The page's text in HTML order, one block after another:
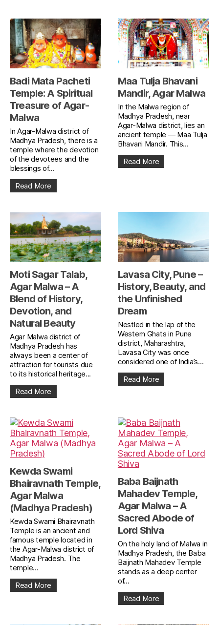
Badi Mata Pacheti
Temple: A Spiritual
Treasure of Agar-
Malwa
In Agar-Malwa district of
Madhya Pradesh, there is a
temple where the devotion
of the devotees and the
blessings of...
Read More
Maa Tulja Bhavani
Mandir, Agar Malwa
In the Malwa region of
Madhya Pradesh, near
Agar-Malwa district, lies an
ancient temple — Maa Tulja
Bhavani Mandir. This...
Read More
Moti Sagar Talab,
Agar Malwa – A
Blend of History,
Devotion, and
Natural Beauty
Agar Malwa district of
Madhya Pradesh has
always been a center of
attraction for tourists due
to its historical heritage...
Read More
Lavasa City, Pune –
History, Beauty, and
the Unfinished
Dream
Nestled in the lap of the
Western Ghats in Pune
district, Maharashtra,
Lavasa City was once
considered one of India’s...
Read More
Kewda Swami
Bhairavnath Temple,
Agar Malwa
(Madhya Pradesh)
Kewda Swami Bhairavnath
Temple is an ancient and
famous temple located in
the Agar-Malwa district of
Madhya Pradesh. The
temple...
Read More
Baba Baijnath
Mahadev Temple,
Agar Malwa – A
Sacred Abode of
Lord Shiva
On the holy land of Malwa in
Madhya Pradesh, the Baba
Baijnath Mahadev Temple
stands as a deep center
of...
Read More